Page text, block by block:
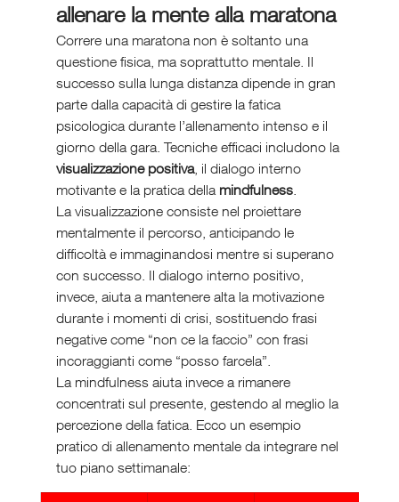
allenare la mente alla maratona
Correre una maratona non è soltanto una
questione fisica, ma soprattutto mentale. Il
successo sulla lunga distanza dipende in gran
parte dalla capacità di gestire la fatica
psicologica durante l’allenamento intenso e il
giorno della gara. Tecniche efficaci includono la
visualizzazione positiva, il dialogo interno
motivante e la pratica della mindfulness.
La visualizzazione consiste nel proiettare
mentalmente il percorso, anticipando le
difficoltà e immaginandosi mentre si superano
con successo. Il dialogo interno positivo,
invece, aiuta a mantenere alta la motivazione
durante i momenti di crisi, sostituendo frasi
negative come “non ce la faccio” con frasi
incoraggianti come “posso farcela”.
La mindfulness aiuta invece a rimanere
concentrati sul presente, gestendo al meglio la
percezione della fatica. Ecco un esempio
pratico di allenamento mentale da integrare nel
tuo piano settimanale: